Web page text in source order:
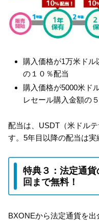
購入価格が1万米ド
の１０％配当
購入価格が5000米ド
レセール購入金額の
配当は、USDT（米ドル
す。5年目以降の配当は実
特典３：法定通
回まで無料！
BXONEから法定通貨を